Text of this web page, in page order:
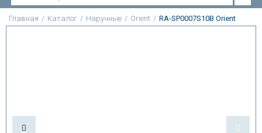
Главная / Каталог / Наручные / Orient / RA-SP0007S10B Orient